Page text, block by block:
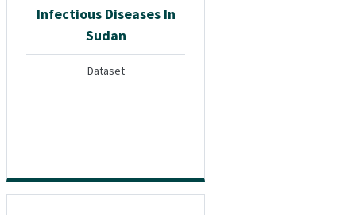
Infectious Diseases In
Sudan
Dataset